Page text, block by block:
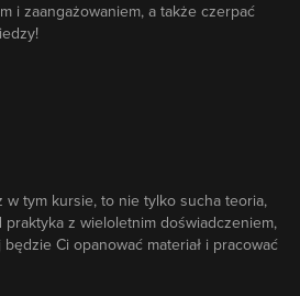
i zaangażowaniem, a także czerpać
w tym kursie, to nie tylko sucha teoria,
z wieloletnim doświadczeniem,
Ci opanować materiał i pracować